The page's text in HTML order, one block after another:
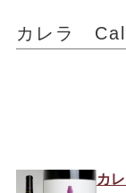
カレラ
カ